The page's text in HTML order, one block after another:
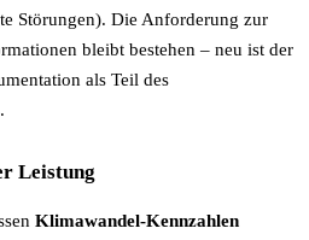
Störungen). Die Anforderung zur
bleibt bestehen – neu ist der
als Teil des
Leistung
Klimawandel-Kennzahlen